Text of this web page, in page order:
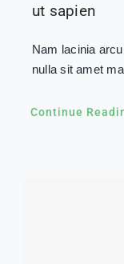
ut sapien
Nam lacinia
nulla sit amet
Continue